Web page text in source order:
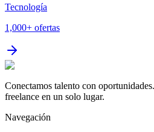
Tecnología
1,000+ ofertas
Conectamos talento con
freelance en un solo lugar.
Navegación